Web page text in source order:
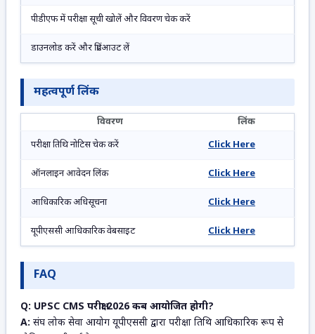
पीडीएफ में परीक्षा सूची खोलें और विवरण चेक करें
डाउनलोड करें और प्रिंटआउट लें
महत्वपूर्ण लिंक
विवरण
लिंक
परीक्षा तिथि नोटिस चेक करें
Click Here
ऑनलाइन आवेदन लिंक Click Here
आधिकारिक अधिसूचना Click Here
यूपीएससी आधिकारिक वेबसाइट Click Here
FAQ
Q: UPSC CMS परीक्षा 2026 कब आयोजित होगी?
A: संघ लोक सेवा आयोग यूपीएससी द्वारा परीक्षा तिथि आधिकारिक रूप से